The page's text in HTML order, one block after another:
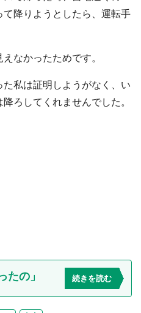
降りようとしたら、運転手
なかったためです。
私は証明しようがなく、い
ろしてくれませんでした。
たの」 続きを読む